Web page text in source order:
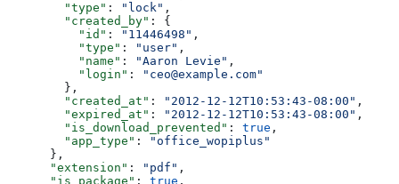
        "type"
: "lock" ,
        "created_by"
: {
          "id"
: "11446498" ,
          "type"
: "user" ,
          "name"
: "Aaron Levie" ,
          "login"
:
"ceo@example.com"
        },
        "created_at"
: "2012-12-12T10:53:43-08:00" ,
        "expired_at"
: "2012-12-12T10:53:43-08:00" ,
        "is_download_prevented"
: true ,
        "app_type"
:
"office_wopiplus"
      },
      "extension"
: "pdf" ,
      "is_package"
: true ,